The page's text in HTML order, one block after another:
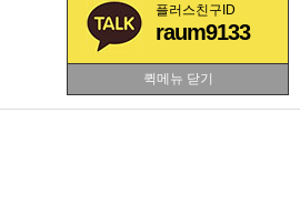
플러스친구ID
raum9133
퀵메뉴 닫기